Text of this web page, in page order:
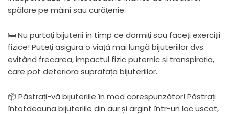
spălare pe mâini sau curățenie.
🛏 Nu purtați bijuterii în timp ce dormiți sau faceți exerciții
fizice! Puteți asigura o viață mai lungă bijuteriilor dvs.
evitând frecarea, impactul fizic puternic și transpirația,
care pot deteriora suprafața bijuteriilor.
📦 Păstrați-vă bijuteriile în mod corespunzător! Păstrați
întotdeauna bijuteriile din aur și argint într-un loc uscat,